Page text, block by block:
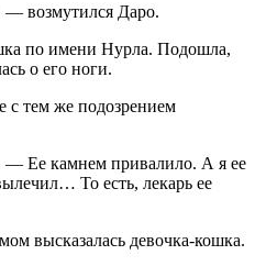
возмутился Даро.
по имени Нурла. Подошла,
о его ноги.
тем же подозрением
Ее камнем привалило. А я ее
То есть, лекарь ее
высказалась девочка-кошка.